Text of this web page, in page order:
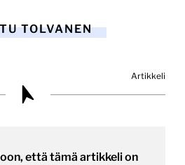
TOLVANEN
Artikkeli
että tämä artikkeli on